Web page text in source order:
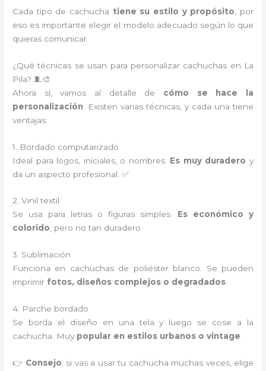
Cada tipo de cachucha tiene su estilo y propósito , por
eso es importante elegir el modelo adecuado según lo que
quieras comunicar.
¿Qué técnicas se usan para personalizar cachuchas en La
Pila? 🧵🎨
Ahora sí, vamos al detalle de cómo se hace la
personalización . Existen varias técnicas, y cada una tiene
ventajas:
1. Bordado computarizado
Ideal para logos, iniciales, o nombres. Es muy duradero y
da un aspecto profesional. ✅
2. Vinil textil
Se usa para letras o figuras simples. Es económico y
colorido, pero no tan duradero.
3. Sublimación
Funciona en cachuchas de poliéster blanco. Se pueden
imprimir fotos, diseños complejos o degradados.
4. Parche bordado
Se borda el diseño en una tela y luego se cose a la
cachucha. Muy popular en estilos urbanos o vintage
👉 Consejo: si vas a usar tu cachucha muchas veces, elige